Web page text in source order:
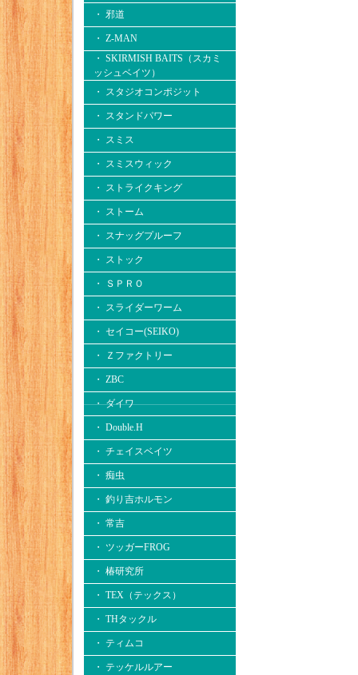
・ 邪道
・ Z-MAN
・ SKIRMISH BAITS（スカミ
ッシュベイツ）
・ スタジオコンポジット
・ スタンドパワー
・ スミス
・ スミスウィック
・ ストライクキング
・ ストーム
・ スナッグプルーフ
・ ストック
・ ＳＰＲＯ
・ スライダーワーム
・ セイコー(SEIKO)
・ Ｚファクトリー
・ ZBC
・ ダイワ
・ Double.H
・ チェイスベイツ
・ 痴虫
・ 釣り吉ホルモン
・ 常吉
・ ツッガーFROG
・ 椿研究所
・ TEX（テックス）
・ THタックル
・ ティムコ
・ テッケルルアー